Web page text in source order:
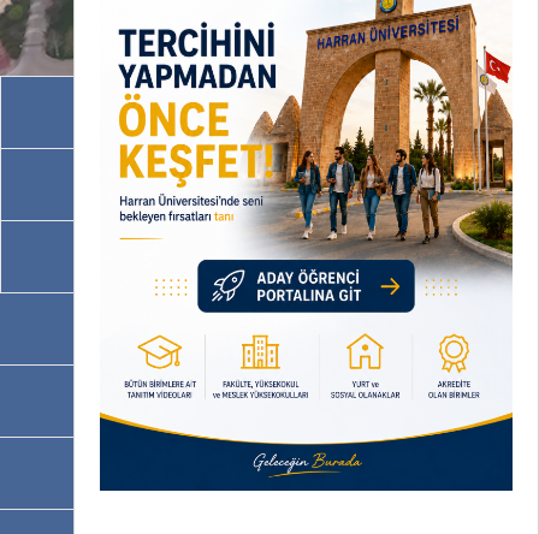
Akademik Birimler
İdari Birimler
Programlarımız
OBS
HAVİS